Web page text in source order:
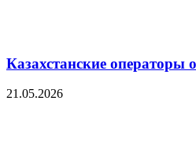
Казахстанские операторы
21.05.2026